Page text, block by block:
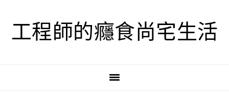
工程師的癮食尚宅生活